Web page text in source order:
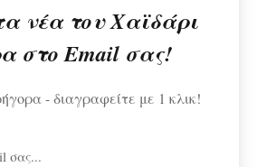
νέα του Χαϊδάρι
στο Email σας!
- διαγραφείτε με 1 κλικ!
σας...